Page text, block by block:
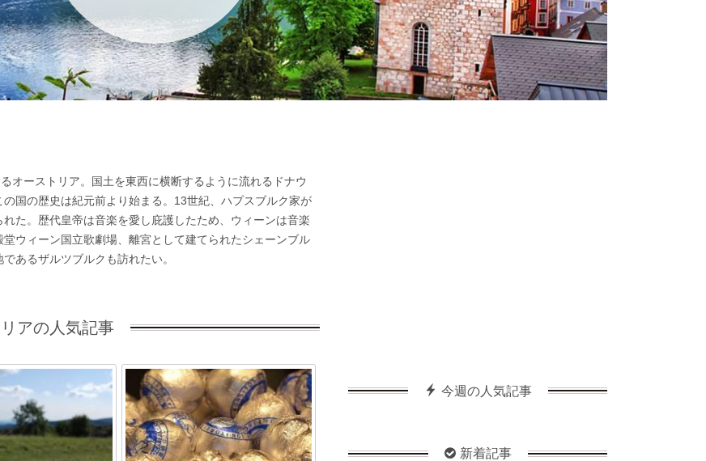
オーストリア。国土を東西に横断するように流れるドナウ
国の歴史は紀元前より始まる。13世紀、ハプスブルク家が
た。歴代皇帝は音楽を愛し庇護したため、ウィーンは音楽
ウィーン国立歌劇場、離宮として建てられたシェーンブル
あるザルツブルクも訪れたい。
アの人気記事
今週の人気記事
新着記事